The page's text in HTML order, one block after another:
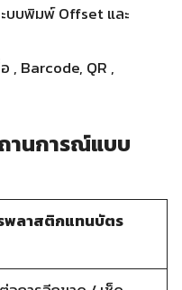
บบพิมพ์ Offset และ
, Barcode, QR ,
านการณ์แบบ
พลาสติกแทนบัตร